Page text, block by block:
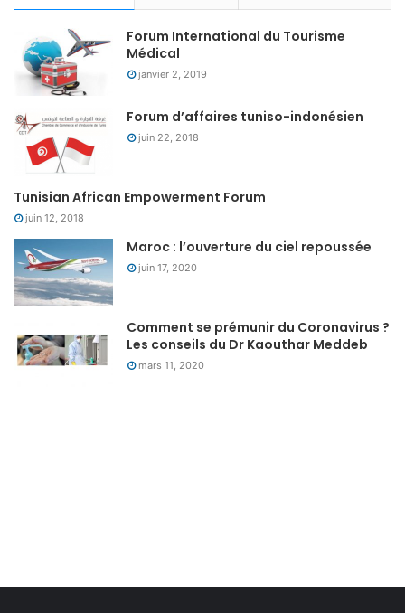
Forum International du Tourisme
Médical
janvier 2, 2019
Forum d’affaires tuniso-indonésien
juin 22, 2018
Tunisian African Empowerment Forum
juin 12, 2018
Maroc : l’ouverture du ciel repoussée
juin 17, 2020
Comment se prémunir du Coronavirus ?
Les conseils du Dr Kaouthar Meddeb
mars 11, 2020